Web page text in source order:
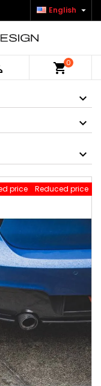
English 
shopping_cart0
Reduced price
price